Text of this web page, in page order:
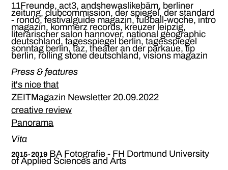
11Freunde, act3, andshewaslikebäm, berliner
zeitung, clubcommission, der spiegel, der standard
- rondo, festivalguide magazin, fußball-woche, intro
magazin, kommerz records, kreuzer leipzig,
literarischer salon hannover, national geographic
deutschland, tagesspiegel berlin, tagesspiegel
sonntag berlin, taz, theater an der parkaue, tip
berlin, rolling stone deutschland, visions magazin
Press & features
it's nice that
ZEITMagazin Newsletter 20.09.2022
creative review
Panorama
Vita
2015-2019 BA Fotografie - FH Dortmund University
of Applied Sciences and Arts